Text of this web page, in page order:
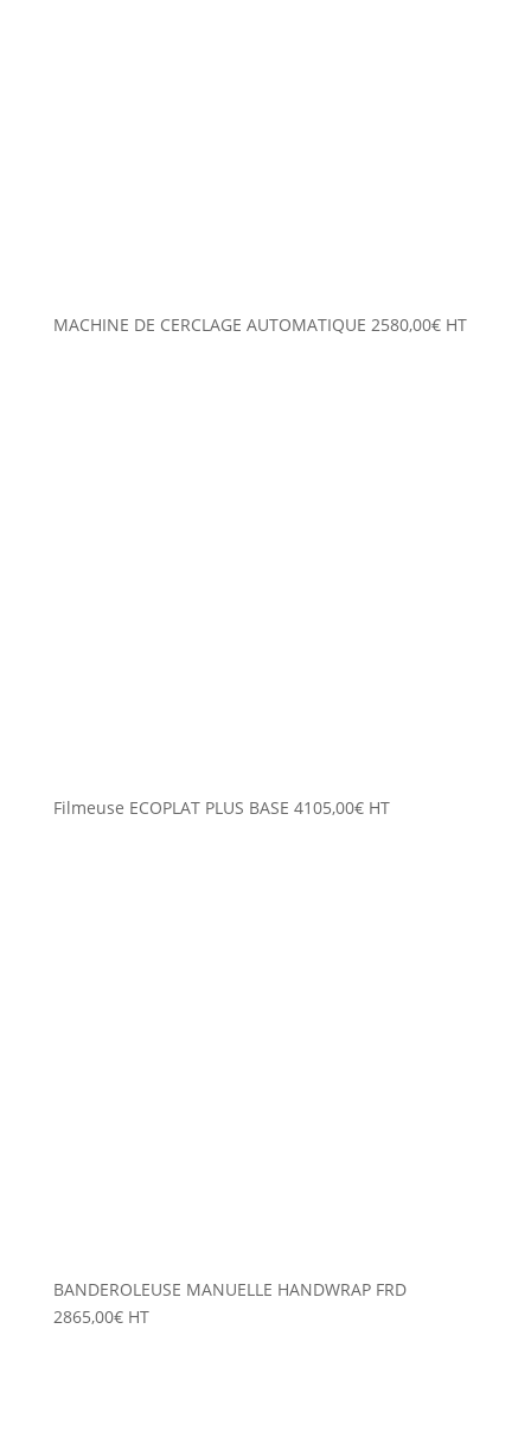
MACHINE DE CERCLAGE AUTOMATIQUE 2580,00€ HT
Filmeuse ECOPLAT PLUS BASE 4105,00€ HT
BANDEROLEUSE MANUELLE HANDWRAP FRD
2865,00€ HT